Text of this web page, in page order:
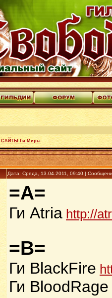
САЙТЫ Ги Миры
Дата: Среда, 13.04.2011, 09:40 |
=A=
Ги Atria http://
=B=
Ги BlackFire
Ги BloodRage